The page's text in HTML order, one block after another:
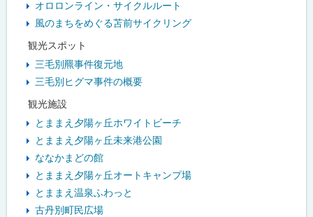
オロロンライン・サイクルルート
風のまちをめぐる苫前サイクリング
観光スポット
三毛別羆事件復元地
三毛別ヒグマ事件の概要
観光施設
とままえ夕陽ヶ丘ホワイトビーチ
とままえ夕陽ヶ丘未来港公園
ななかまどの館
とままえ夕陽ヶ丘オートキャンプ場
とままえ温泉ふわっと
古丹別町民広場